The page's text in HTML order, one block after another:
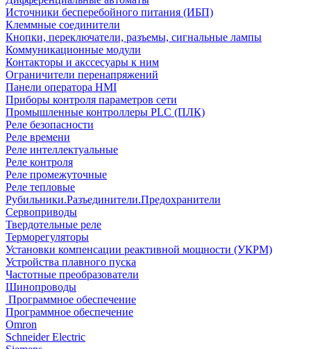
Источники бесперебойного питания (ИБП)
Клеммные соединители
Кнопки, переключатели, разъемы, сигнальные лампы
Коммуникационные модули
Контакторы и акссесуары к ним
Ограничители перенапряжений
Панели оператора HMI
Приборы контроля параметров сети
Промышленные контроллеры PLC (ПЛК)
Реле безопасности
Реле времени
Реле интеллектуальные
Реле контроля
Реле промежуточные
Реле тепловые
Рубильники.Разъединители.Предохранители
Сервоприводы
Твердотельные реле
Терморегуляторы
Установки компенсации реактивной мощности (УКРМ)
Устройства плавного пуска
Частотные преобразователи
Шинопроводы
Программное обеспечение
Программное обеспечение
Omron
Schneider Electric